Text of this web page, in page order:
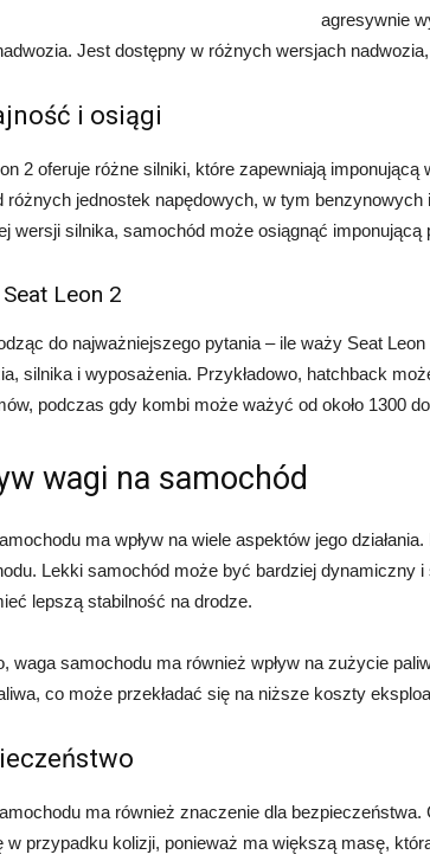
agresywnie
Jest dostępny w różnych wersjach
i osiągi
2 oferuje różne silniki, które zapewniają
różnych jednostek napędowych, w tym
wersji silnika, samochód może osiągnąć
Leon 2
do najważniejszego pytania – ile waży Seat
silnika i wyposażenia. Przykładowo, hatchback
podczas gdy kombi może ważyć od około 1300
wagi na samochód
ma wpływ na wiele aspektów jego
Lekki samochód może być bardziej dynamiczny
lepszą stabilność na drodze.
waga samochodu ma również wpływ na zużycie
co może przekładać się na niższe koszty
ma również znaczenie dla
w przypadku kolizji, ponieważ ma większą masę,